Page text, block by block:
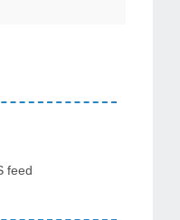
feed